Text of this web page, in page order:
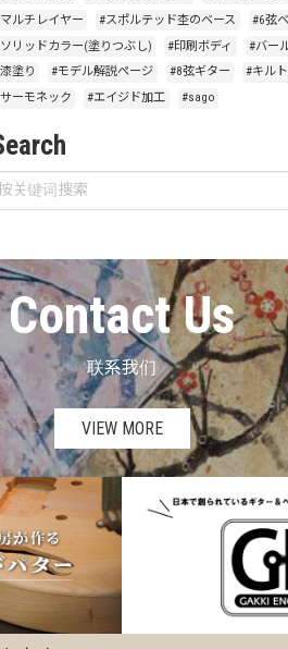
ルチレイヤー
#スポルテッド杢のベース
#6弦
リッドカラー(塗りつぶし)
#印刷ボディ
#バー
塗り
#モデル解説ページ #8弦ギター
#キル
ーモネック
#エイジド加工 #sago
Contact Us
联系我们
VIEW MORE